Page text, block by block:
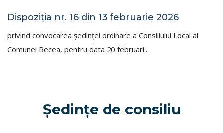
Dispoziţia nr. 16 din 13 februarie 2026
privind convocarea şedinţei ordinare a Consiliului Local al
Comunei Recea, pentru data 20 februari...
Şedinţe de consiliu